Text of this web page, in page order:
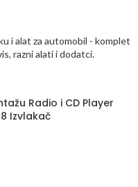
Radio i CD Player
Izvlakač